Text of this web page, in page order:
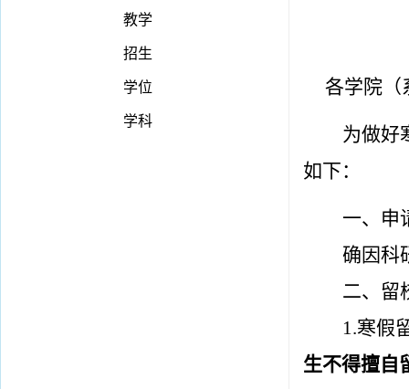
教学
招生
学位
学科
各学院（
为做好
如下：
一、申
确因科
二、留
1.寒假
生不得擅自